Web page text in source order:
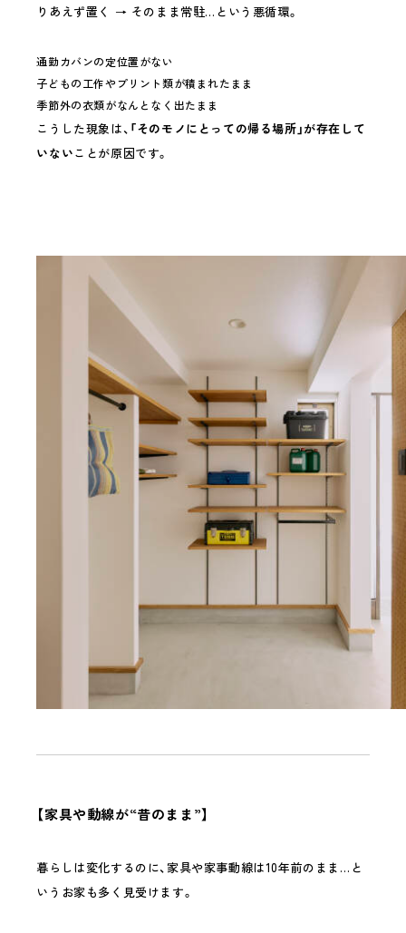
りあえず置く → そのまま常駐…という悪循環。
通勤カバンの定位置がない
子どもの工作やプリント類が積まれたまま
季節外の衣類がなんとなく出たまま
こうした現象は、 「そのモノにとっての帰る場所」が存在して
いないことが原因です。
【家具や動線が“昔のまま”】
暮らしは変化するのに、家具や家事動線は10年前のまま…と
いうお家も多く見受けます。